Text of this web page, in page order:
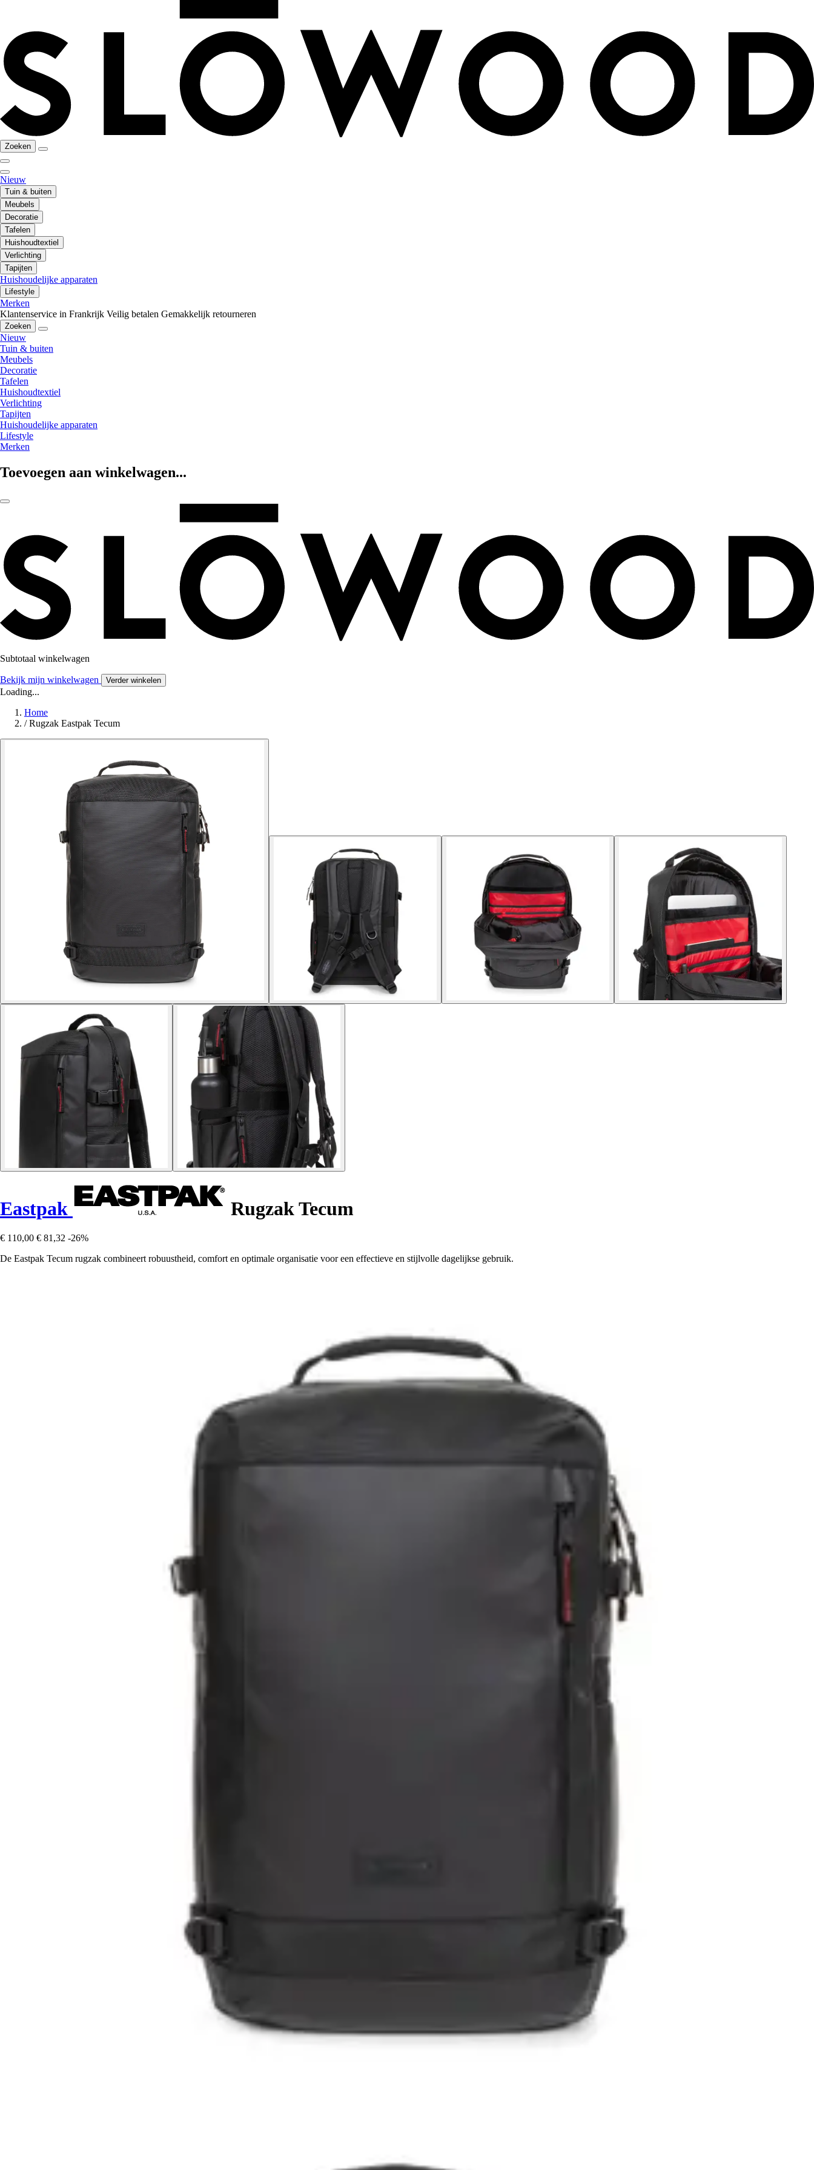
Zoeken
Nieuw
Tuin & buiten
Meubels
Decoratie
Tafelen
Huishoudtextiel
Verlichting
Tapijten
Huishoudelijke apparaten
Lifestyle
Merken
Klantenservice in Frankrijk Veilig betalen Gemakkelijk retourneren
Zoeken
Nieuw
Tuin & buiten
Meubels
Decoratie
Tafelen
Huishoudtextiel
Verlichting
Tapijten
Huishoudelijke apparaten
Lifestyle
Merken
Toevoegen aan winkelwagen...
Subtotaal winkelwagen
Bekijk mijn winkelwagen Verder winkelen
Loading...
Home
/ Rugzak Eastpak Tecum
Eastpak Rugzak Tecum
€ 110,00 € 81,32 -26%
De Eastpak Tecum rugzak combineert robuustheid, comfort en optimale organisatie voor een effectieve en stijlvolle dagelijkse gebruik.